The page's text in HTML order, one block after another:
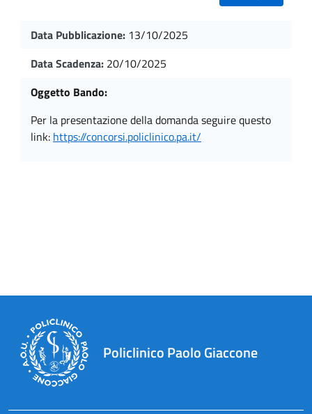
Data Pubblicazione: 13/10/2025
Data Scadenza: 20/10/2025
Oggetto Bando:
per la presentazione della domanda seguire questo
link: https://concorsi.policlinico.pa.it/
Policlinico Paolo Giaccone